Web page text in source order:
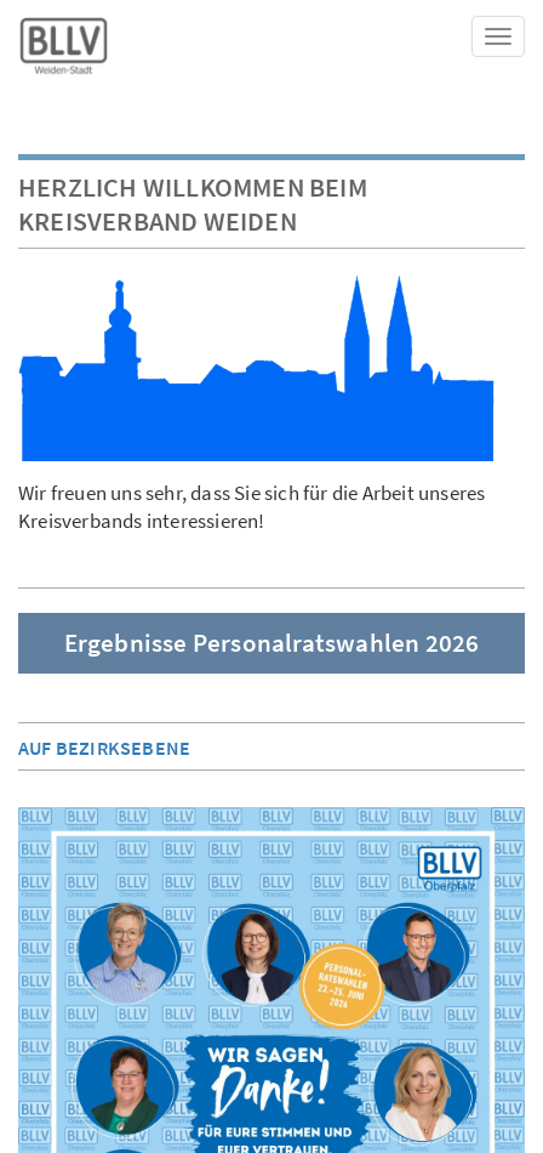
HERZLICH WILLKOMMEN BEIM
KREISVERBAND WEIDEN
Wir freuen uns sehr, dass Sie sich für die Arbeit unseres
Kreisverbands interessieren!
Ergebnisse Personalratswahlen 2026
AUF BEZIRKSEBENE